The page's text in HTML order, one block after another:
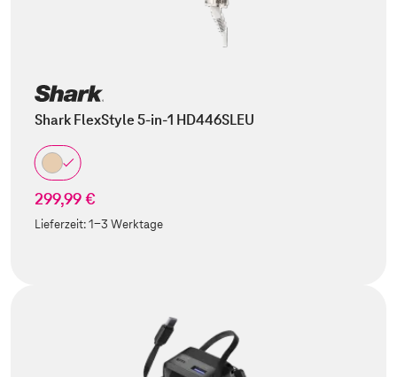
Shark FlexStyle 5-in-1 HD446SLEU
299,99 €
Lieferzeit:1-3 Werktage